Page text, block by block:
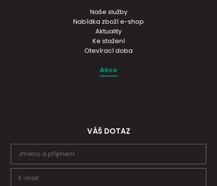
Naše služby
Nabídka zboží e-shop
Aktuality
Ke stažení
Otevírací doba
Akce
VÁŠ DOTAZ